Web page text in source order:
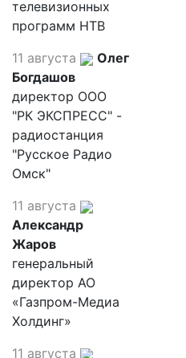
телевизионных
программ НТВ
11 августа
Олег
Богдашов
директор ООО
"РК ЭКСПРЕСС" -
радиостанция
"Русское Радио
Омск"
11 августа
Александр
Жаров
генеральный
директор АО
«Газпром-Медиа
Холдинг»
11 августа